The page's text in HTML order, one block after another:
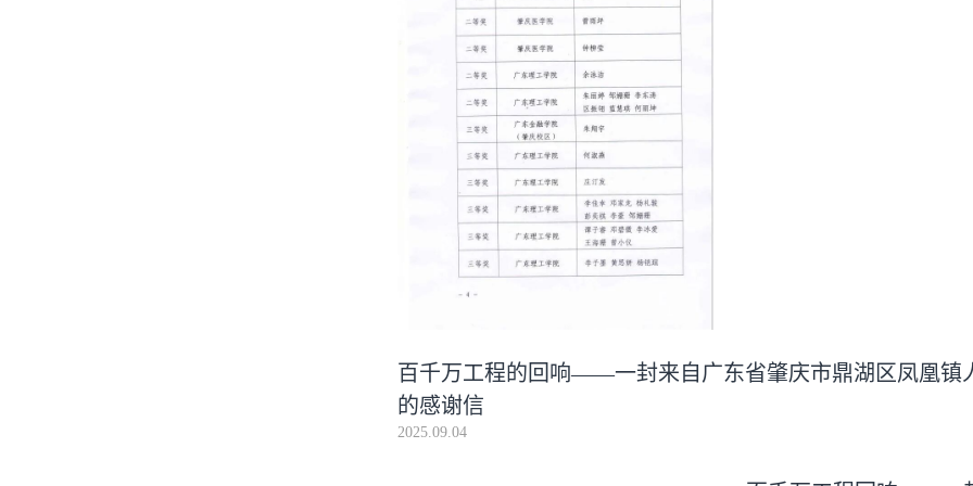
百千万工程的回响——一封来自广东省肇庆市鼎湖区凤凰镇
的感谢信
2025.09.04